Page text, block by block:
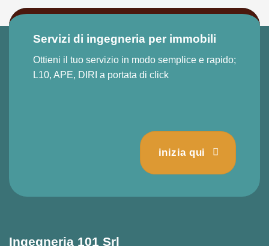
Servizi di ingegneria per immobili
Ottieni il tuo servizio in modo semplice e rapido;
L10, APE, DIRI a portata di click
inizia qui
Ingegneria 101 Srl